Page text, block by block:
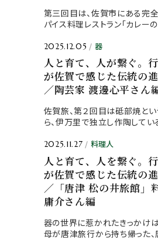
第三回目は、佐賀市にある完
パイス料理レストラン「カレー
2025.12.05 器
人と育て、人が繋ぐ。
が佐賀で感じた伝統の
／陶芸家 渡邊心平さん
佐賀旅、第２回目は砥部焼と
ら、伊万里で独立し作陶して
2025.11.27 料理人
人と育て、人を繋ぐ。
が佐賀で感じた伝統の
／「唐津 松の井旅館」
庸介さん編
器の世界に惹かれたきっかけ
母が唐津旅行から持ち帰った